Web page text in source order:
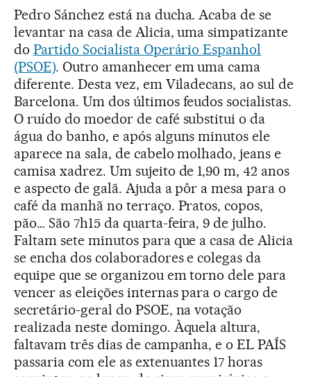
Pedro Sánchez está na ducha. Acaba de se
levantar na casa de Alicia, uma simpatizante
do Partido Socialista Operário Espanhol
(PSOE). Outro amanhecer em uma cama
diferente. Desta vez, em Viladecans, ao sul de
Barcelona. Um dos últimos feudos socialistas.
O ruído do moedor de café substitui o da
água do banho, e após alguns minutos ele
aparece na sala, de cabelo molhado, jeans e
camisa xadrez. Um sujeito de 1,90 m, 42 anos
e aspecto de galã. Ajuda a pôr a mesa para o
café da manhã no terraço. Pratos, copos,
pão… São 7h15 da quarta-feira, 9 de julho.
Faltam sete minutos para que a casa de Alicia
se encha dos colaboradores e colegas da
equipe que se organizou em torno dele para
vencer as eleições internas para o cargo de
secretário-geral do PSOE, na votação
realizada neste domingo. Àquela altura,
faltavam três dias de campanha, e o EL PAÍS
passaria com ele as extenuantes 17 horas